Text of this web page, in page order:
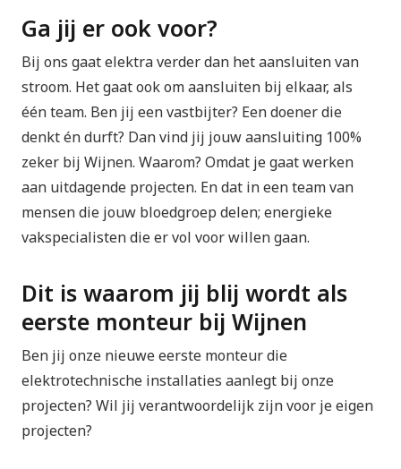
Ga jij er ook voor?
Bij ons gaat elektra verder dan het aansluiten van
stroom. Het gaat ook om aansluiten bij elkaar, als
één team. Ben jij een vastbijter? Een doener die
denkt én durft? Dan vind jij jouw aansluiting 100%
zeker bij Wijnen. Waarom? Omdat je gaat werken
aan uitdagende projecten. En dat in een team van
mensen die jouw bloedgroep delen; energieke
vakspecialisten die er vol voor willen gaan.
​​Dit is waarom jij blij wordt als
eerste monteur bij Wijnen
Ben jij onze nieuwe eerste monteur die
elektrotechnische installaties aanlegt bij onze
projecten? Wil jij verantwoordelijk zijn voor je eigen
projecten?